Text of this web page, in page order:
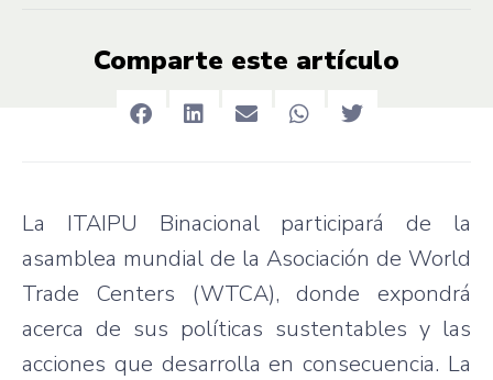
Comparte este artículo
La ITAIPU Binacional participará de la
asamblea mundial de la Asociación de World
Trade Centers (WTCA), donde expondrá
acerca de sus políticas sustentables y las
acciones que desarrolla en consecuencia. La